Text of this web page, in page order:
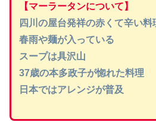
【マーラータンについて】
四川の屋台発祥の赤くて辛い料
春雨や麺が入っている
スープは具沢山
37歳の本多政子が惚れた料理
日本ではアレンジが普及